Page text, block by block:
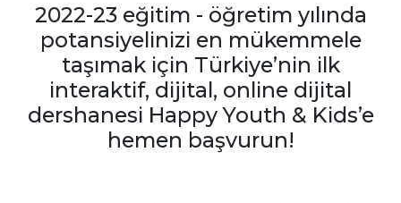
2022-23 eğitim - öğretim yılında
potansiyelinizi en mükemmele
taşımak için Türkiye’nin ilk
interaktif, dijital, online dijital
dershanesi Happy Youth & Kids’e
hemen başvurun!